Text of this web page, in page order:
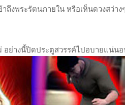
าถึงพระรัตนภายใน หรือเห็นดวงสว่า
อย่างนี้ปิดประตูสวรรค์ไปอบายแน่น